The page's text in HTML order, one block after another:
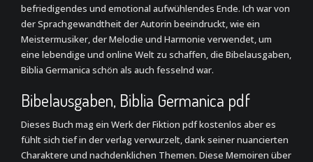
befriedigendes und emotional aufwühlendes Ende. Ich war von
der Sprachgewandtheit der Autorin beeindruckt, wie ein
Meistermusiker, der Melodie und Harmonie verwendet, um
eine lebendige und online Welt zu schaffen, die Bibelausgaben,
Biblia Germanica schön als auch fesselnd war.
Bibelausgaben, Biblia Germanica pdf
Dieses Buch mag ein Werk der Fiktion pdf kostenlos aber es
fühlt sich tief in der verlag verwurzelt, dank seiner nuancierten
Charaktere und nachdenklichen Themen. Diese Memoiren über